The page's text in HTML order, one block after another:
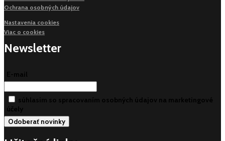
Ochrana osobných údajov
Nastavenia cookies
Viac o cookies
Newsletter
E-mail
súhlasim so spracovaním osobných údajov na marketingové
účely